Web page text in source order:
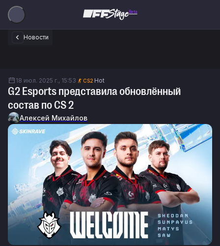
Beta
Новости
18 июл. 2025 г., 15:53 CS2 Hot
G2 Esports представила обновлённый
состав по CS 2
Алексей Михайлов